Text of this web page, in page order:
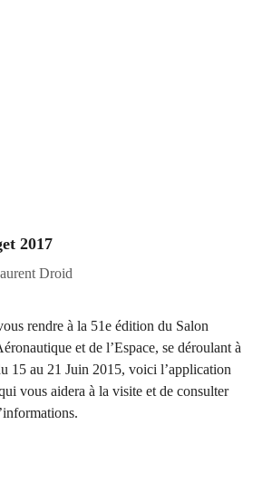
2017
Droid
rendre à la 51e édition du Salon
et de l’Espace, se déroulant à
15 au 21 Juin 2015, voici l’application
vous aidera à la visite et de consulter